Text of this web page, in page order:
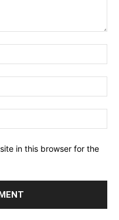
in this browser for the